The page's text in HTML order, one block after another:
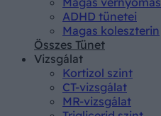
ADHD tünetei
Magas koleszterin
Összes Tünet
Vizsgálat
Kortizol szint
CT-vizsgálat
MR-vizsgálat